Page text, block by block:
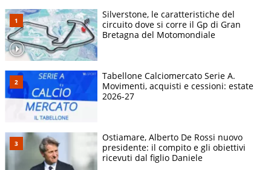
Silverstone, le caratteristiche del
circuito dove si corre il Gp di Gran
Bretagna del Motomondiale
Tabellone Calciomercato Serie A.
Movimenti, acquisti e cessioni: estate
2026-27
Ostiamare, Alberto De Rossi nuovo
presidente: il compito e gli obiettivi
ricevuti dal figlio Daniele